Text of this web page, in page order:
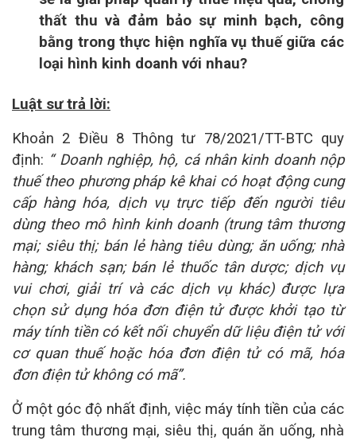
thất thu và đảm bảo sự minh bạch, công
bằng trong thực hiện nghĩa vụ thuế giữa các
loại hình kinh doanh với nhau?
Luật sư trả lời:
Khoản 2 Điều 8 Thông tư 78/2021/TT-BTC quy
định: “Doanh nghiệp, hộ, cá nhân kinh doanh nộp
thuế theo phương pháp kê khai có hoạt động cung
cấp hàng hóa, dịch vụ trực tiếp đến người tiêu
dùng theo mô hình kinh doanh (trung tâm thương
mại; siêu thị; bán lẻ hàng tiêu dùng; ăn uống; nhà
hàng; khách sạn; bán lẻ thuốc tân dược; dịch vụ
vui chơi, giải trí và các dịch vụ khác) được lựa
chọn sử dụng hóa đơn điện tử được khởi tạo từ
máy tính tiền có kết nối chuyển dữ liệu điện tử với
cơ quan thuế hoặc hóa đơn điện tử có mã, hóa
đơn điện tử không có mã”.
Ở một góc độ nhất định, việc máy tính tiền của các
trung tâm thương mại, siêu thị, quán ăn uống, nhà